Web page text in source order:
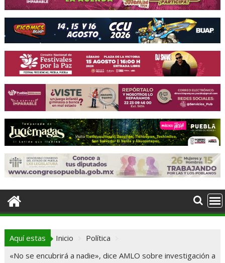
Aquí estas Inicio
Política
«No se encubrirá a nadie», dice AMLO sobre investigación a